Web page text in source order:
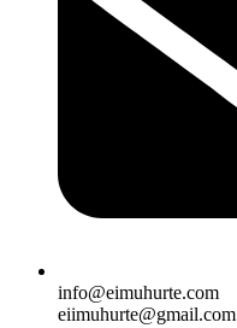
info@eimuhurte.com
eiimuhurte@gmail.com